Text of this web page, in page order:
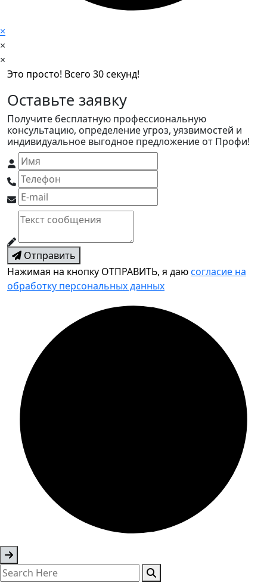
×
×
×
Это просто! Всего 30 секунд!
Оставьте заявку
Получите бесплатную профессиональную
консультацию, определение угроз, уязвимостей и
индивидуальное выгодное предложение от Профи!
Отправить
Нажимая на кнопку ОТПРАВИТЬ, я даюсогласие на
обработку персональных данных